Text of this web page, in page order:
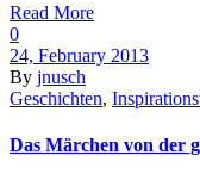
Read More
0
24, February 2013
By jnusch
Geschichten,
Das Märchen von der